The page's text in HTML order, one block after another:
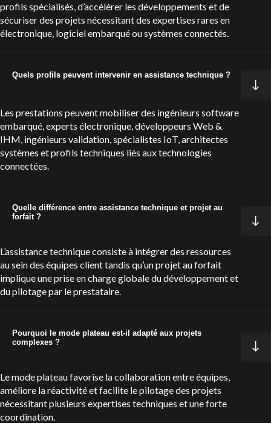
profils spécialisés, d’accélérer les développements et de
sécuriser des projets nécessitant des expertises rares en
électronique, logiciel embarqué ou systèmes connectés.
Quels profils peuvent intervenir en assistance technique ?
Les prestations peuvent mobiliser des ingénieurs software
embarqué, experts électronique, développeurs Web &
IHM, ingénieurs validation, spécialistes IoT, architectes
systèmes et profils techniques liés aux technologies
connectées.
Quelle différence entre assistance technique et projet au
forfait ?
L’assistance technique consiste à intégrer des ressources
au sein des équipes client tandis qu’un projet au forfait
implique une prise en charge globale du développement et
du pilotage par le prestataire.
Pourquoi le mode plateau est-il adapté aux projets
complexes ?
Le mode plateau favorise la collaboration entre équipes,
améliore la réactivité et facilite le pilotage des projets
nécessitant plusieurs expertises techniques et une forte
coordination.